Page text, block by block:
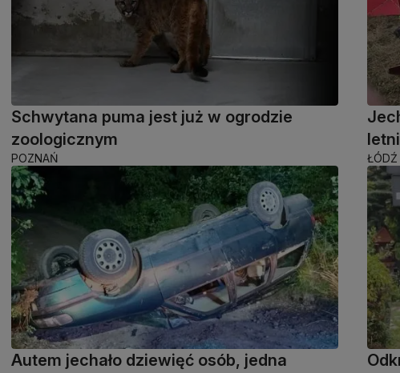
Schwytana puma jest już w ogrodzie
zoologicznym
POZNAŃ ŁÓDŹ
Autem jechało dziewięć osób, jedna